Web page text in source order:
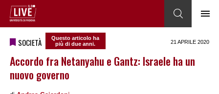
SOCIETÀ
Questo articolo ha
più di due anni.
21 APRILE 2020
Accordo fra Netanyahu e Gantz: Israele ha un
nuovo governo